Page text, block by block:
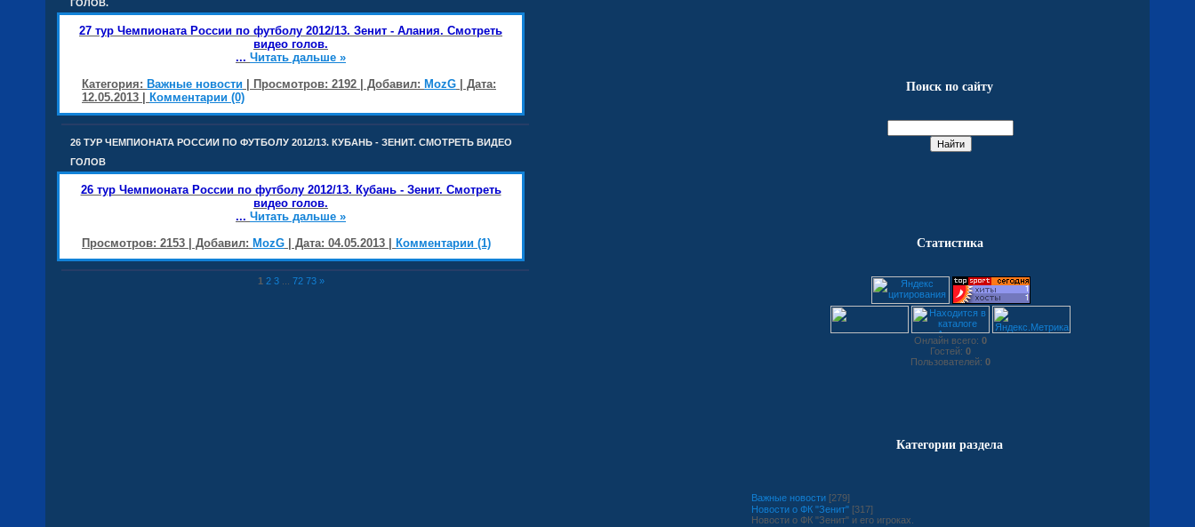
ГОЛОВ.
27 тур Чемпионата России по футболу 2012/13. Зенит - Алания. Смотреть
видео голов.
... Читать дальше »
Категория: Важные новости | Просмотров: 2192 | Добавил: MozG | Дата:
12.05.2013
Комментарии (0)
26 ТУР ЧЕМПИОНАТА РОССИИ ПО ФУТБОЛУ 2012/13. КУБАНЬ - ЗЕНИТ. СМОТРЕТЬ ВИДЕО
ГОЛОВ
26 тур Чемпионата России по футболу 2012/13. Кубань - Зенит. Смотреть
видео голов.
... Читать дальше »
Просмотров: 2153 | Добавил: MozG | Дата: 04.05.2013 Комментарии (1)
1 2 3 72 73 »
Поиск по сайту
Статистика
Онлайн всего: 0
Гостей: 0
Пользователей: 0
Категории раздела
Важные новости [279]
Новости о ФК "Зенит" [317]
Новости о ФК "Зенит" и его игроках.